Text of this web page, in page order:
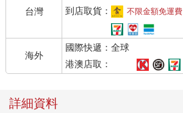
台灣
到店取貨：
不限金額免運費
海外
國際快遞：全球
港澳店取：
詳細資料